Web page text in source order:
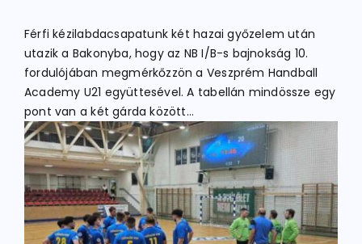
ATLÉTIKA
KERÉKPÁR
EGYÉB SPORTÁGAK
PÁLYÁK
Férfi kézilabdacsapatunk két hazai győzelem után
utazik a Bakonyba, hogy az NB I/B-s bajnokság 10.
fordulójában megmérkőzzön a Veszprém Handball
Academy U21 együttesével. A tabellán mindössze egy
pont van a két gárda között…